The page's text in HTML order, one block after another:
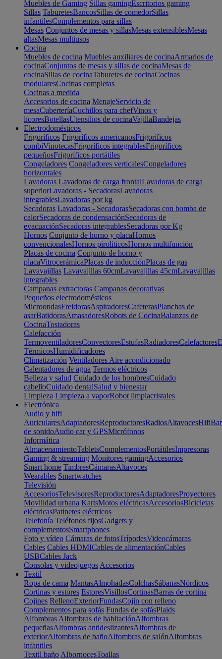
Muebles de Gaming Sillas gamingEscritorios gaming
Sillas TaburetesBancosSillas de comedorSillas
infantilesComplementos para sillas
Mesas Conjuntos de mesas y sillasMesas extensiblesMesas
altasMesas multiusos
Cocina
Muebles de cocina Muebles auxiliares de cocinaArmarios de
cocinaConjuntos de mesas y sillas de cocinaMesas de
cocinaSillas de cocinaTaburetes de cocinaCocinas
modularesCocinas completas
Cocinas a medida
Accesorios de cocina MenajeServicio de
mesaCuberteríaCuchillos para chefVinos y
licoresBotellasUtensilios de cocinaVajillaBandejas
Electrodomésticos
Frigoríficos Frigoríficos americanosFrigoríficos
combiVinotecasFrigoríficos integrablesFrigoríficos
pequeñosFrigoríficos portátiles
Congeladores Congeladores verticalesCongeladores
horizontales
Lavadoras Lavadoras de carga frontalLavadoras de carga
superiorLavadoras - SecadorasLavadoras
integrablesLavadoras por kg
Secadoras Lavadoras - SecadorasSecadoras con bomba de
calorSecadoras de condensaciónSecadoras de
evacuaciónSecadoras integrablesSecadoras por Kg
Hornos Conjunto de horno y placaHornos
convencionalesHornos pirolíticosHornos multifunción
Placas de cocina Conjunto de horno y
placaVitrocerámicaPlacas de inducciónPlacas de gas
Lavavajillas Lavavajillas 60cmLavavajillas 45cmLavavajillas
integrables
Campanas extractoras Campanas decorativas
Pequeños electrodomésticos
MicroondasFreidorasAspiradoresCafeterasPlanchas de
asarBatidorasAmasadoresRobots de CocinaBalanzas de
CocinaTostadoras
Calefacción
TermoventiladoresConvectoresEstufasRadiadoresCalefactores
TérmicosHumidificadores
Climatización Ventiladores Aire acondicionado
Calentadores de agua Termos eléctricos
Belleza y salud Cuidado de los hombresCuidado
cabelloCuidado dentalSalud y bienestar
Limpieza Limpieza a vaporRobot limpiacristales
Electrónica
Audio y hifi
AuricularesAdaptadoresReproductoresRadiosAltavocesHifi
de sonidoAudio car y GPSMicrófonos
Informática
AlmacenamientoTabletsComplementosPortátilesImpresoras
Gaming & streaming Monitores gamingAccesorios
Smart home TimbresCámarasAltavoces
Wearables Smartwatches
Televisión
AccesoriosTelevisoresReproductoresAdaptadoresProyectores
Movilidad urbana KartsMotos eléctricasAccesoriosBicicletas
eléctricasPatinetes eléctricos
Telefonía Teléfonos fijosGadgets y
complementosSmartphones
Foto y vídeo Cámaras de fotosTrípodesVideocámaras
Cables Cables HDMICables de alimentaciónCables
USBCables Jack
Consolas y videojuegos Accesorios
Textil
Ropa de cama MantasAlmohadasColchasSábanasNórdicos
Cortinas y estores EstoresVisillosCortinasBarras de cortina
Cojines RellenoExteriorFundasCojín con relleno
Complementos para sofás Fundas de sofásPlaids
Alfombras Alfombras de habitaciónAlfombras
pequeñasAlfombras antideslizantesAlfombras de
exteriorAlfombras de bañoAlfombras de salónAlfombras
infantiles
Textil baño AlbornocesToallas